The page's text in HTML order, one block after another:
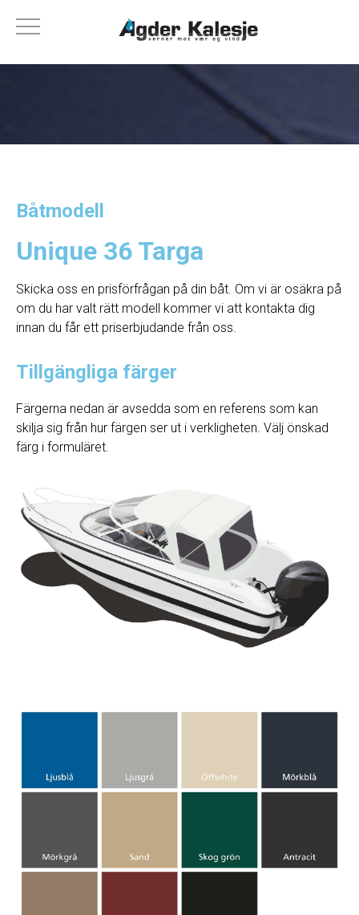
Båtmodell
Unique 36 Targa
Skicka oss en prisförfrågan på din båt. Om vi ​​är osäkra på
om du har valt rätt modell kommer vi att kontakta dig
innan du får ett priserbjudande från oss.
Tillgängliga färger
Färgerna nedan är avsedda som en referens som kan
skilja sig från hur färgen ser ut i verkligheten. Välj önskad
färg i formuläret.